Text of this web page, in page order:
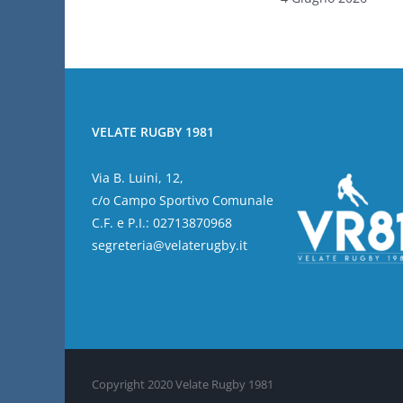
VELATE RUGBY 1981
Via B. Luini, 12,
c/o Campo Sportivo Comunale
C.F. e P.I.: 02713870968
segreteria@velaterugby.it
Copyright 2020 Velate Rugby 1981